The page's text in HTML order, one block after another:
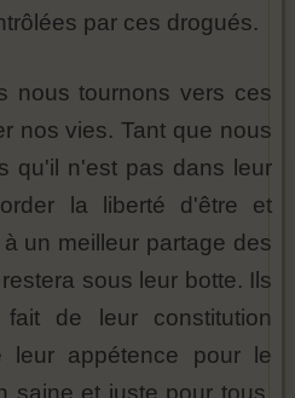
par ces drogués.
nous tournons vers ces
nos vies. Tant que nous
qu'il n'est pas dans leur
la liberté d'être et
un meilleur partage des
sous leur botte. Ils
de leur constitution
leur appétence pour le
saine et juste pour tous.